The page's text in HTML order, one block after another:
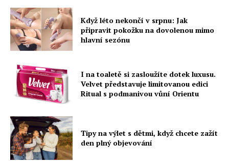
Když léto nekončí v srpnu: Jak
připravit pokožku na dovolenou mimo
hlavní sezónu
I na toaletě si zasloužíte dotek luxusu.
Velvet představuje limitovanou edici
Ritual s podmanivou vůní Orientu
Tipy na výlet s dětmi, když chcete zažít
den plný objevování